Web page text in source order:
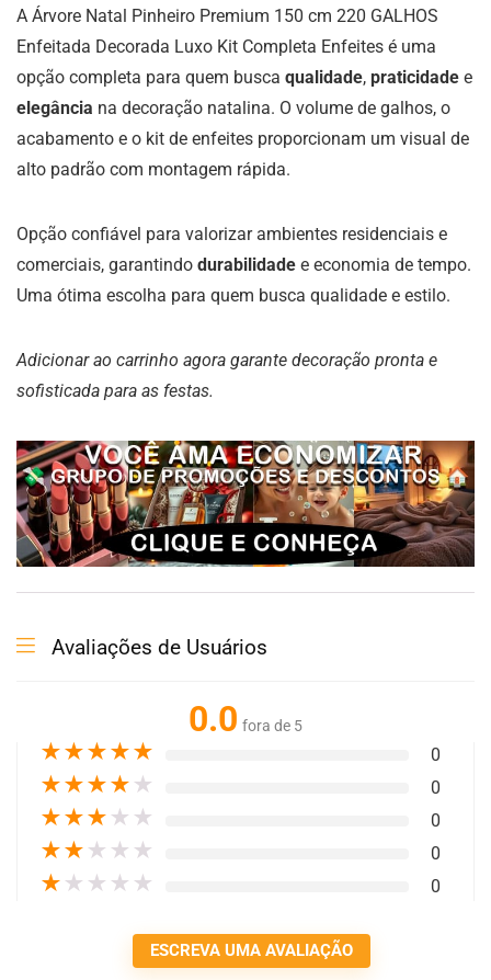
A Árvore Natal Pinheiro Premium 150 cm 220 GALHOS
Enfeitada Decorada Luxo Kit Completa Enfeites é uma
opção completa para quem busca qualidade, praticidade e
elegância na decoração natalina. O volume de galhos, o
acabamento e o kit de enfeites proporcionam um visual de
alto padrão com montagem rápida.
Opção confiável para valorizar ambientes residenciais e
comerciais, garantindo durabilidade e economia de tempo.
Uma ótima escolha para quem busca qualidade e estilo.
Adicionar ao carrinho agora garante decoração pronta e
sofisticada para as festas.
Avaliações de Usuários
0.0 fora de 5
★★★★★ 0
★★★★ ★ 0
★★★ ★ ★ 0
★★ ★ ★ ★ 0
★ ★ ★ ★ ★ 0
ESCREVA UMA AVALIAÇÃO